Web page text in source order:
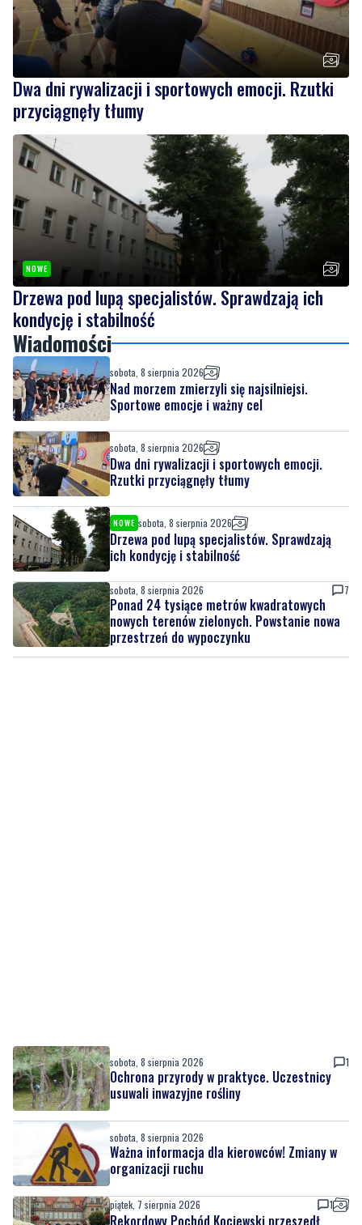
Dwa dni rywalizacji i sportowych emocji. Rzutki
przyciągnęły tłumy
NOWE
Drzewa pod lupą specjalistów. Sprawdzają ich
kondycję i stabilność
Wiadomości
sobota, 8 sierpnia 2026
Nad morzem zmierzyli się najsilniejsi.
Sportowe emocje i ważny cel
sobota, 8 sierpnia 2026
Dwa dni rywalizacji i sportowych emocji.
Rzutki przyciągnęły tłumy
NOWE sobota, 8 sierpnia 2026
Drzewa pod lupą specjalistów. Sprawdzają
ich kondycję i stabilność
sobota, 8 sierpnia 2026 7
Ponad 24 tysiące metrów kwadratowych
nowych terenów zielonych. Powstanie nowa
przestrzeń do wypoczynku
sobota, 8 sierpnia 2026 1
Ochrona przyrody w praktyce. Uczestnicy
usuwali inwazyjne rośliny
sobota, 8 sierpnia 2026
Ważna informacja dla kierowców! Zmiany w
organizacji ruchu
piątek, 7 sierpnia 2026 1
Rekordowy Pochód Kociewski przeszedł